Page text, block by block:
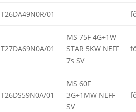
T26DA49N0R/01
T27DA69N0A/01
MS 75F 4G+1W
STAR 5KW NEFF
7s SV
T26DS59N0A/01
MS 60F
3G+1MW NEFF
SV